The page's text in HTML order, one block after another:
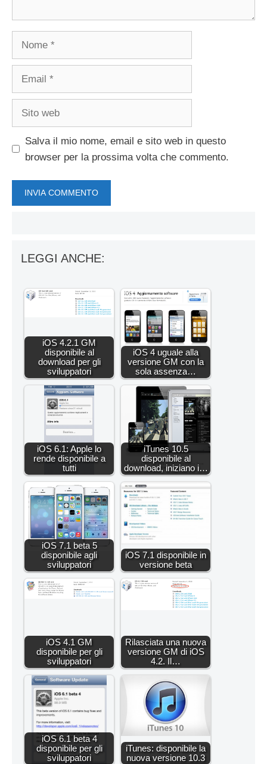
Nome
Email
Sito
Salva il mio nome, email e sito web in questo
browser per la prossima volta che commento.
LEGGI ANCHE:
iOS 4.2.1 GM
disponibile al
download per gli
sviluppatori
iOS 4 uguale alla
versione GM con la
sola assenza…
iOS 6.1: Apple lo
rende disponibile a
tutti
iTunes 10.5
disponibile al
download, iniziano i…
iOS 7.1 beta 5
disponibile agli
sviluppatori
iOS 7.1 disponibile in
versione beta
iOS 4.1 GM
disponibile per gli
sviluppatori
Rilasciata una nuova
versione GM di iOS
4.2. Il…
iOS 6.1 beta 4
disponibile per gli
sviluppatori
iTunes: disponibile la
nuova versione 10.3